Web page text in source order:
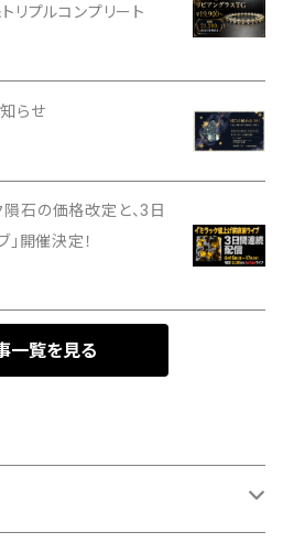
リプルコンプリート
らせ
隕石の価格改定と、3日
開催決定！
一覧を見る